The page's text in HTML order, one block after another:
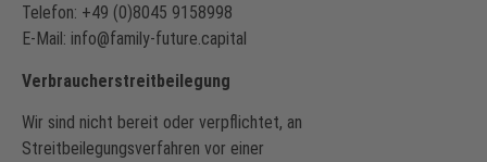
Telefon: +49 (0)8045 9158998
E-Mail: info@family-future.capital
Verbraucherstreitbeilegung
Wir sind nicht bereit oder verpflichtet, an
Streitbeilegungsverfahren vor einer